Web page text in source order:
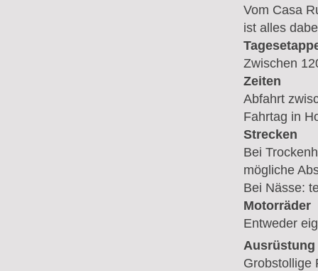
Vom Casa
ist alles
Zwischen
Zeiten
Abfahrt
Fahrtag in
Strecken
Bei
mögliche
Bei Nässe:
Motorräder
Entweder
Ausrüstung
Grobstollige